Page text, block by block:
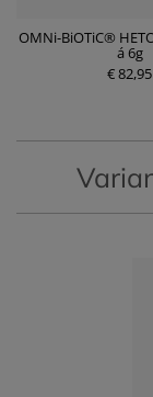
OMNi-BiOTiC®
á 6g
€ 82,95